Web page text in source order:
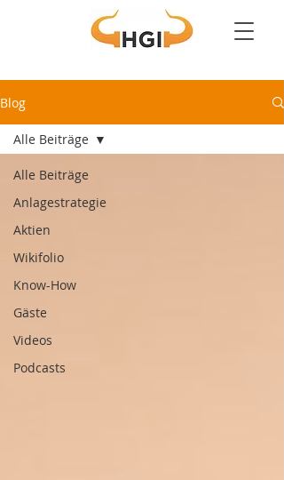
Blog
Alle Beiträge
Anlagestrategie
Aktien
Wikifolio
Know-How
Gäste
Videos
Podcasts
Alle Beiträge